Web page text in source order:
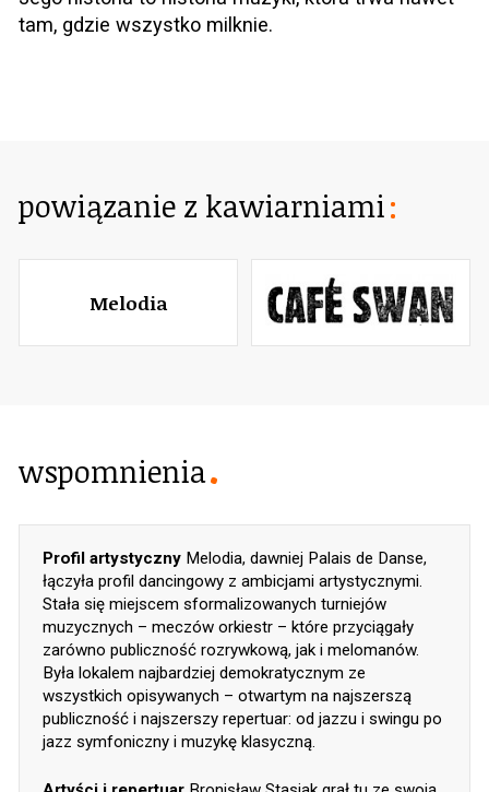
tam, gdzie wszystko milknie.
powiązanie z kawiarniami
Melodia
wspomnienia
Profil artystyczny Melodia, dawniej Palais de Danse,
łączyła profil dancingowy z ambicjami artystycznymi.
Stała się miejscem sformalizowanych turniejów
muzycznych – meczów orkiestr – które przyciągały
zarówno publiczność rozrywkową, jak i melomanów.
Była lokalem najbardziej demokratycznym ze
wszystkich opisywanych – otwartym na najszerszą
publiczność i najszerszy repertuar: od jazzu i swingu po
jazz symfoniczny i muzykę klasyczną.